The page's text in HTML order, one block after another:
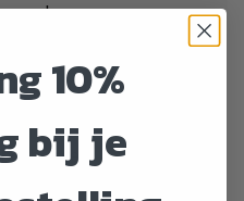
vezel
bruine zeewier
10%
bij je